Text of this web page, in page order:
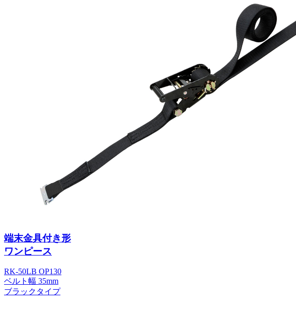
端末金具付き形
ワンピース
RK-50LB OP130
ベルト幅 35mm
ブラックタイプ